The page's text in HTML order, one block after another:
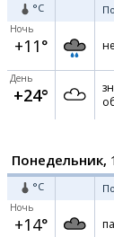
°C
Ночь
+11°
День
+24°
Понедельник,
°C
Ночь
+14°